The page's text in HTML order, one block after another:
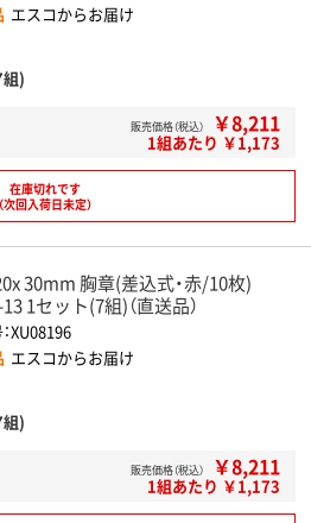
エスコからお届け
)
販売価格（税込） ￥8,211
1組あたり ￥1,173
在庫切れです
（次回入荷日未定）
30mm 胸章(差込式・赤/10枚)
1セット(7組)（直送品）
XU08196
エスコからお届け
)
販売価格（税込） ￥8,211
1組あたり ￥1,173